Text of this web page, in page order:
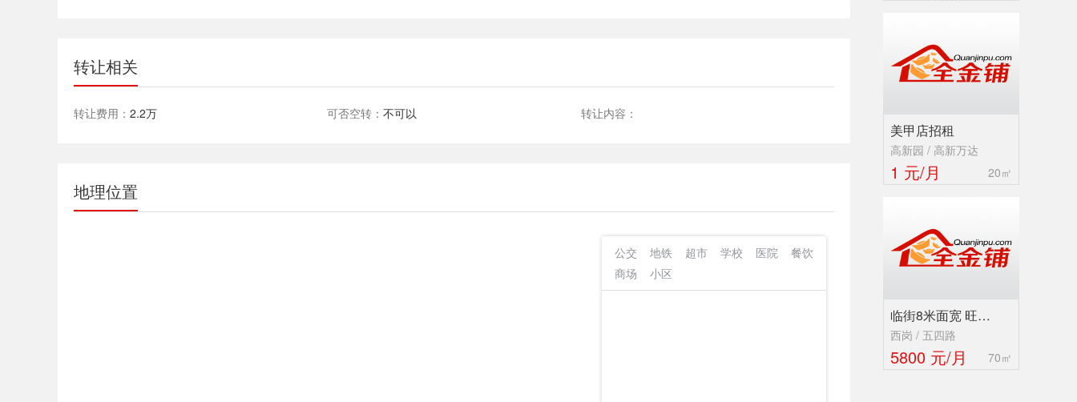
转让相关
转让费用： 2.2万 可否空转：不可以 转让内容：
地理位置
公交 地铁 超市 学校 医院
餐饮
商场
小区
美甲店招租
高新园 / 高新万达
1 元/月 20㎡
临街8米面宽 旺…
西岗 / 五四路
5800 元/月 70㎡